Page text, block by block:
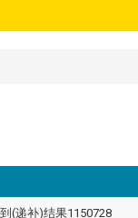
(递补)结果1150728